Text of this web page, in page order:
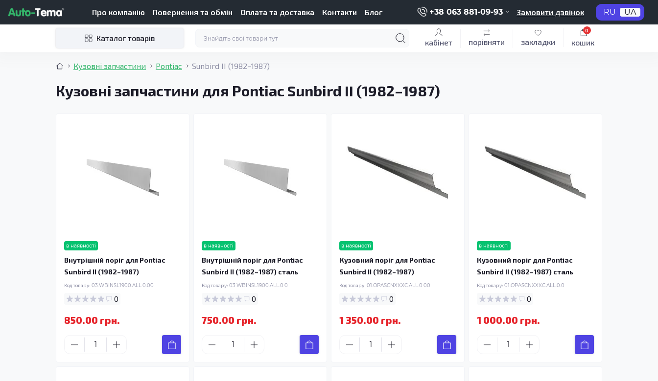
Про компанію Повернення та обмін Оплата та доставка Контакти Блог +38 063 881-09-93 Замовити дзвінок RU UA
Каталог товарів кабінет порівняти закладки кошик
0
Кузовні запчастини Pontiac Sunbird II (1982–1987)
Кузовні запчастини для Pontiac Sunbird II (1982–1987)
в наявності
Внутрішній поріг для Pontiac
Sunbird II (1982–1987)
Код товару: 03.WBINSL1900.ALL.0.00
0
850.00 грн.
в наявності
Внутрішній поріг для Pontiac
Sunbird II (1982–1987) сталь
Код товару: 03.WBINSL1900.ALL.0.0
0
750.00 грн.
в наявності
Кузовний поріг для Pontiac
Sunbird II (1982–1987)
Код товару: 01.OPASCNXXXC.ALL.0.00
0
1 350.00 грн.
в наявності
Кузовний поріг для Pontiac
Sunbird II (1982–1987) сталь
Код товару: 01.OPASCNXXXC.ALL.0.0
0
1 000.00 грн.